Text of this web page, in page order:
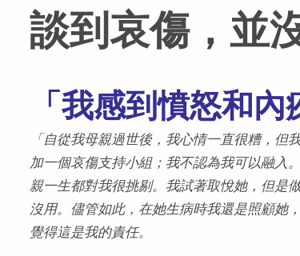
談到哀傷，並
「我感到憤怒和內
「自從我母親過世後，我心情一直很糟，但
加一個哀傷支持小組；我不認為我可以融入
親一生都對我很挑剔。我試著取悅她，但是
沒用。儘管如此，在她生病時我還是照顧她
覺得這是我的責任。